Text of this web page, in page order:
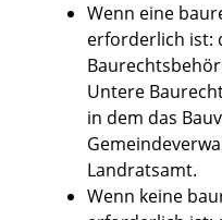
Wenn eine
erforderlich ist:
Untere
in dem das
Landratsamt.
Wenn keine